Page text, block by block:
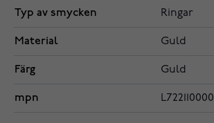
Typ av smycken Ringar
Material Guld
Färg Guld
mpn